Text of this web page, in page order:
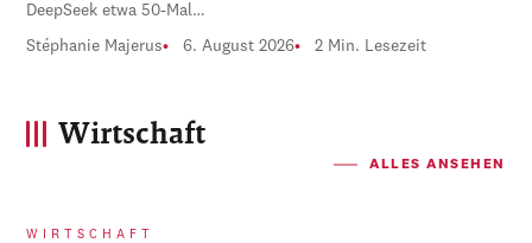
DeepSeek etwa 50-Mal…
Stéphanie Majerus 6. August 2026 2 Min. Lesezeit
Wirtschaft
ALLES ANSEHEN
WIRTSCHAFT